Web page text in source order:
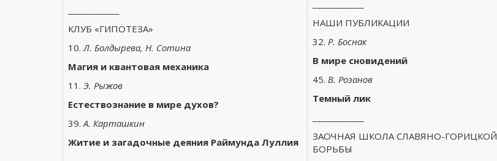
КЛУБ «ГИПОТЕЗА»
10.Л. Болдырева, Н. Сотина
Магия и квантовая механика
11. Э. Рыжов
Естествознание в мире духов?
39.А. Карташкин
Житие и загадочные деяния Раймунда Луллия
НАШИ ПУБЛИКАЦИИ
32. Р. Боснак
В мире сновидений
45. В. Розанов
Темный лик
ЗАОЧНАЯ ШКОЛА СЛАВЯНО-ГОРИЦКОЙ
БОРЬБЫ